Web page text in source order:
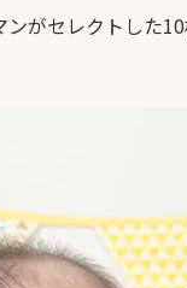
がセレクトし